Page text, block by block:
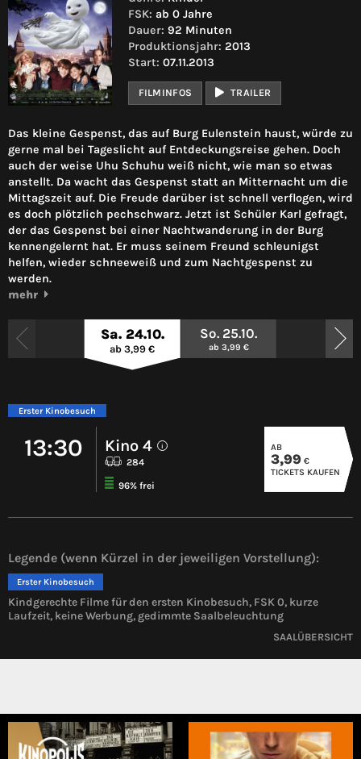
FSK: ab 0 Jahre
Dauer: 92 Minuten
Produktionsjahr: 2013
Start: 07.11.2013
FILMINFOS TRAILER
Das kleine Gespenst, das auf Burg Eulenstein haust, würde zu
gerne mal bei Tageslicht auf Entdeckungsreise gehen. Doch
auch der weise Uhu Schuhu weiß nicht, wie man so etwas
anstellt. Da wacht das Gespenst statt an Mitternacht um die
Mittagszeit auf. Die Freude darüber ist schnell verflogen, wird
es doch plötzlich pechschwarz. Jetzt ist Schüler Karl gefragt,
der das Gespenst bei einer Nachtwanderung in der Burg
kennengelernt hat. Er muss seinem Freund schleunigst
helfen, wieder schneeweiß und zum Nachtgespenst zu
werden.
mehr
Sa. 24.10.
ab 3,99 €
So. 25.10.
ab 3,99 €
Erster Kinobesuch
13:30 Kino 4 i
284
96% frei
AB
3,99 €
TICKETS KAUFEN
Legende (wenn Kürzel in der jeweiligen Vorstellung):
Erster Kinobesuch
Kindgerechte Filme für den ersten Kinobesuch, FSK 0, kurze
Laufzeit, keine Werbung, gedimmte Saalbeleuchtung
SAALÜBERSICHT